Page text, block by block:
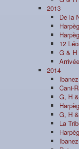
2013
De la
12
G & H
2014
Cani-
G, H
G, H
La